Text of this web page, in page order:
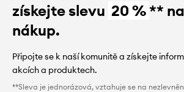
získejte slevu 20 %**
nákup.
Připojte se k naší komunitě a získejte
akcích a produktech.
**Sleva je jednorázová, vztahuje se na